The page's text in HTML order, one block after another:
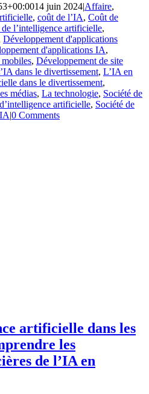
14 juin 2024|Affaire,
, coût de l’IA, Coût de
l’intelligence artificielle,
Développement d'applications
d'applications IA,
, Développement de site
dans le divertissement, L’IA en
dans le divertissement,
médias, La technologie, Société de
artificielle, Société de
|0 Comments
artificielle dans les
les
de l’IA en